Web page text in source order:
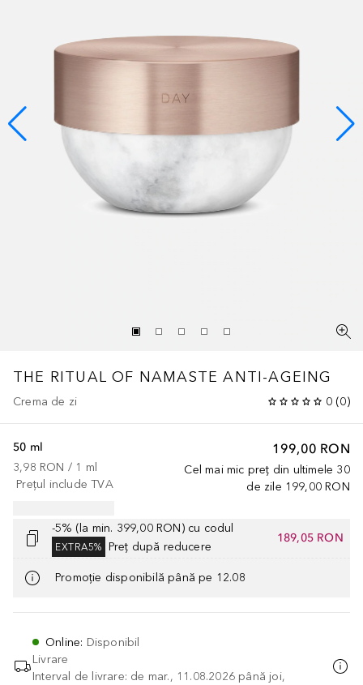
THE RITUAL OF NAMASTE ANTI-AGEING
Crema de zi 0 (0)
199,00 RON
Cel mai mic preț din ultimele 30
de zile 199,00 RON
50 ml
3,98 RON / 1 ml
Prețul include TVA
-5% (la min. 399,00 RON) cu codul
EXTRA5% Preț după reducere
189,05 RON
Promoție disponibilă până pe 12.08
Online: Disponibil
Livrare
Interval de livrare: de mar., 11.08.2026 până joi,